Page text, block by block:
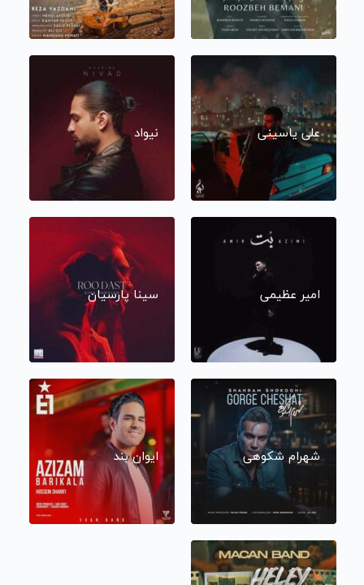
علی یاسینی نیواد
امیر عظیمی سینا پارسیان
شهرام شکوهی ایوان بند